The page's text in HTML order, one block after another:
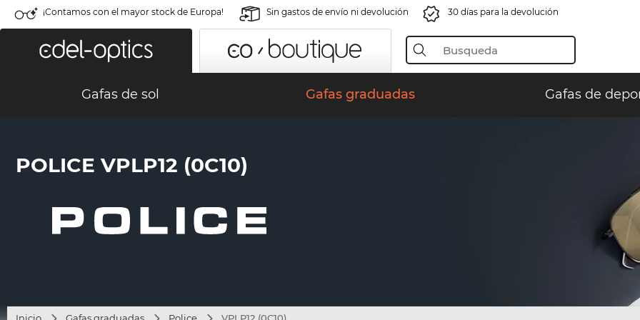
¡Contamos con el mayor stock de Europa! Sin gastos de envío ni devolución 30 días para la devolución
Gafas de sol Gafas graduadas Gafas de
POLICE VPLP12 (0C10)